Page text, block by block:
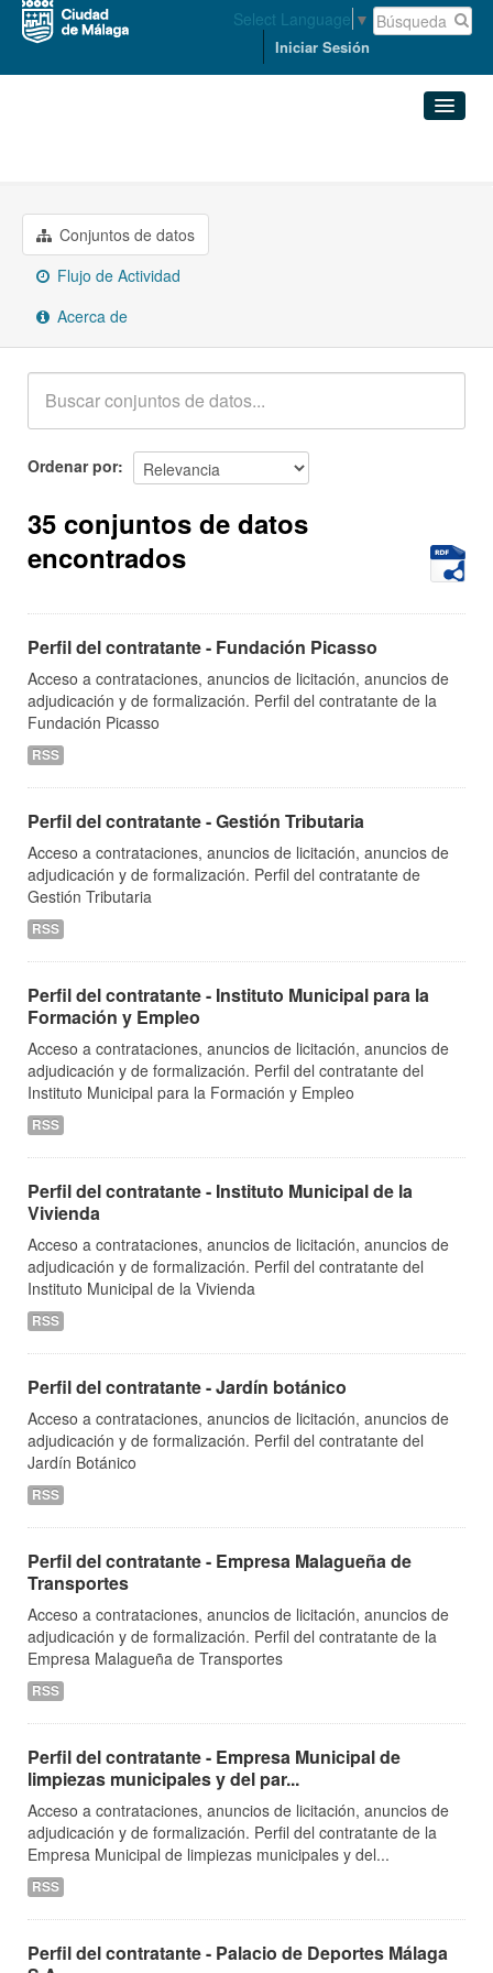
Select Language ▼
Iniciar Sesión
Organizaciones
Grupos
Acerca de
Conjuntos de datos
Flujo de Actividad
Acerca de
Ordenar por
35 conjuntos de datos
encontrados
Perfil del contratante - Fundación Picasso
Acceso a contrataciones, anuncios de licitación, anuncios de
adjudicación y de formalización. Perfil del contratante de la
Fundación Picasso
RSS
Perfil del contratante - Gestión Tributaria
Acceso a contrataciones, anuncios de licitación, anuncios de
adjudicación y de formalización. Perfil del contratante de
Gestión Tributaria
RSS
Perfil del contratante - Instituto Municipal para la
Formación y Empleo
Acceso a contrataciones, anuncios de licitación, anuncios de
adjudicación y de formalización. Perfil del contratante del
Instituto Municipal para la Formación y Empleo
RSS
Perfil del contratante - Instituto Municipal de la
Vivienda
Acceso a contrataciones, anuncios de licitación, anuncios de
adjudicación y de formalización. Perfil del contratante del
Instituto Municipal de la Vivienda
RSS
Perfil del contratante - Jardín botánico
Acceso a contrataciones, anuncios de licitación, anuncios de
adjudicación y de formalización. Perfil del contratante del
Jardín Botánico
RSS
Perfil del contratante - Empresa Malagueña de
Transportes
Acceso a contrataciones, anuncios de licitación, anuncios de
adjudicación y de formalización. Perfil del contratante de la
Empresa Malagueña de Transportes
RSS
Perfil del contratante - Empresa Municipal de
limpiezas municipales y del par...
Acceso a contrataciones, anuncios de licitación, anuncios de
adjudicación y de formalización. Perfil del contratante de la
Empresa Municipal de limpiezas municipales y del...
RSS
Perfil del contratante - Palacio de Deportes Málaga